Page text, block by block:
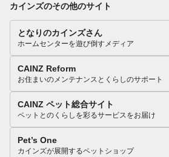
カインズのその他のサイト
となりのカインズさん
ホームセンターを遊び倒すメディア
CAINZ Reform
お住まいのメンテナンスとくらしのサポート
CAINZ ペット総合サイト
ペットとのくらしを彩るサービスをお届け
Pet’s One
カインズが展開するペットショップ